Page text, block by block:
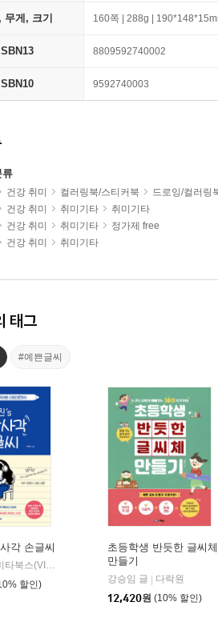
무게, 크기 160쪽 | 288g |
ISBN13 8809592740002
ISBN10 9592740003
류
건강 취미 컬러링북/스티커북
드로잉/컬러링
건강 취미 취미기타
취미기타
건강 취미 취미기타
정가제 free
건강 취미 취미기타
태그
#예쁜글씨
각 손글씨
북스(VITABOOKS)
할인)
초등학생 반듯한 글씨체
만들기
강승임 글
다락원
12,420원 (10% 할인)